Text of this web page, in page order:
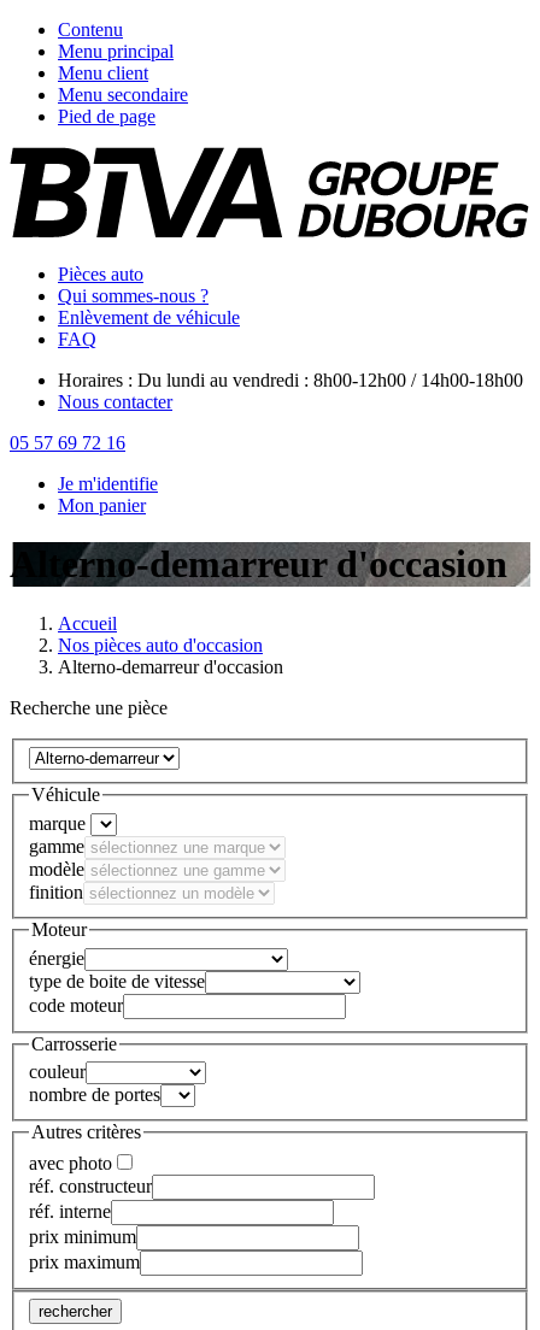
Contenu
Menu principal
Menu client
Menu secondaire
Pied de page
Pièces auto
Qui sommes-nous ?
Enlèvement de véhicule
FAQ
Horaires : Du lundi au vendredi : 8h00-12h00 / 14h00-18h00
Nous contacter
05 57 69 72 16
Je m'identifie
Mon panier
Alterno-demarreur d'occasion
Accueil
Nos pièces auto d'occasion
Alterno-demarreur d'occasion
Recherche une pièce
Véhicule
marque
gamme
modèle
finition
Moteur
énergie
type de boite de vitesse
code moteur
Carrosserie
couleur
nombre de portes
Autres critères
avec photo
réf. constructeur
réf. interne
prix minimum
prix maximum
rechercher